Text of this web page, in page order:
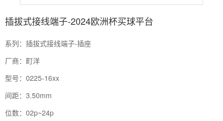
插拔式接线端子-2024欧洲杯买球平台
系列：插拔式接线端子-插座
厂商：町洋
型号：0225-16xx
间距：3.50mm
位数：02p~24p